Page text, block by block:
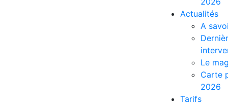
Actualités
A
Le
Carte
2026
Tarifs